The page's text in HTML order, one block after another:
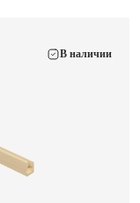
В наличии